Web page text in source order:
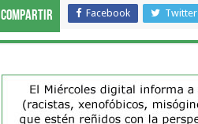
Compartir Facebook Twitter